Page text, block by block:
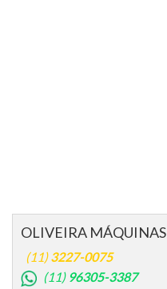
OLIVEIRA MÁQUINAS
(11)3227-0075
(11) 96305-3387